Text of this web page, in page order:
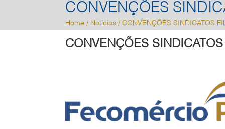
CONVENÇÕES
Home / Notícias / CONVENÇÕES SINDICATOS
CONVENÇÕES